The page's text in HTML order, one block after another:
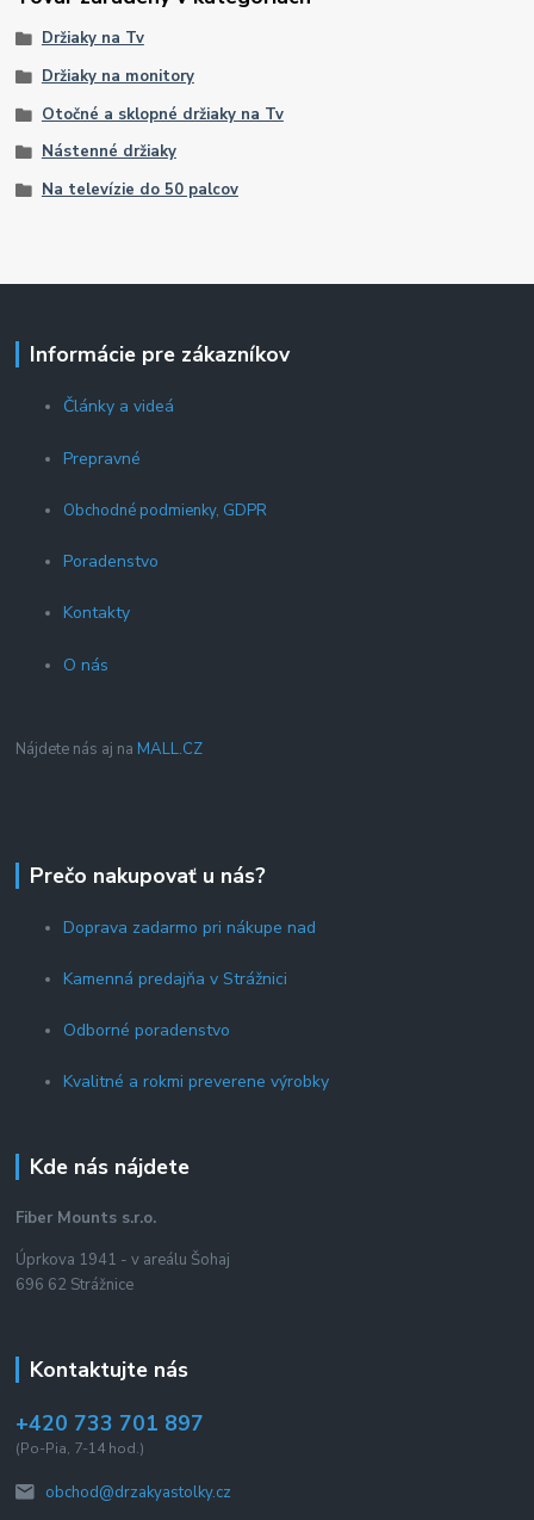
Držiaky na Tv
Držiaky na monitory
Otočné a sklopné držiaky na Tv
Nástenné držiaky
Na televízie do 50 palcov
Informácie pre zákazníkov
Články a videá
Prepravné
Obchodné podmienky, GDPR
Poradenstvo
Kontakty
O nás
Nájdete nás aj na MALL.CZ
Prečo nakupovať u nás?
Doprava zadarmo pri nákupe nad
Kamenná predajňa v Strážnici
Odborné poradenstvo
Kvalitné a rokmi preverene výrobky
Kde nás nájdete
Fiber Mounts s.r.o.
Úprkova 1941 - v areálu Šohaj
696 62 Strážnice
Kontaktujte nás
+420 733 701 897
(Po-Pia, 7-14 hod.)
obchod@drzakyastolky.cz